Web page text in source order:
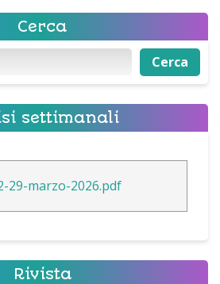
Cerca
Cerca
settimanali
29-marzo-2026.pdf
Rivista